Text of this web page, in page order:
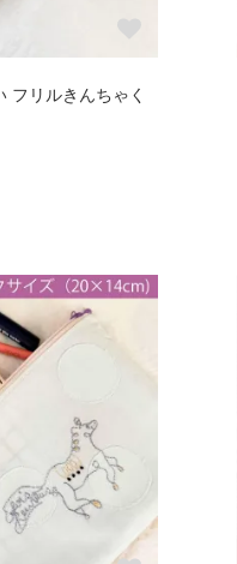
フリルきんちゃく